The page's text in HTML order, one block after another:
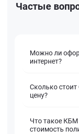
Частые
Можно ли
интернет?
Сколько
цену?
Что такое КБМ
стоимость